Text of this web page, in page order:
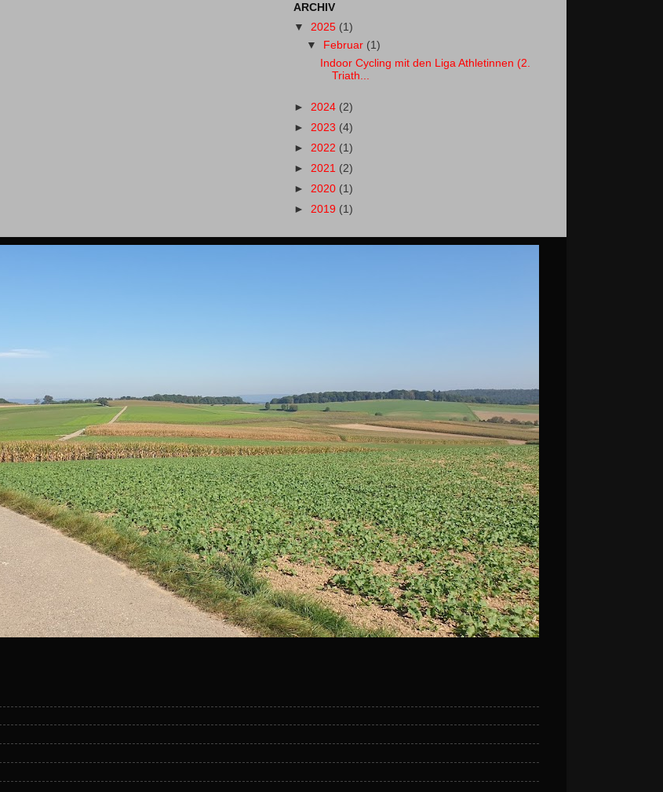
ARCHIV
▼ 2025 (1)
▼
Februar (1)
Indoor Cycling mit den Liga Athletinnen (2.
Triath...
► 2024 (2)
► 2023 (4)
► 2022 (1)
► 2021 (2)
► 2020 (1)
► 2019 (1)